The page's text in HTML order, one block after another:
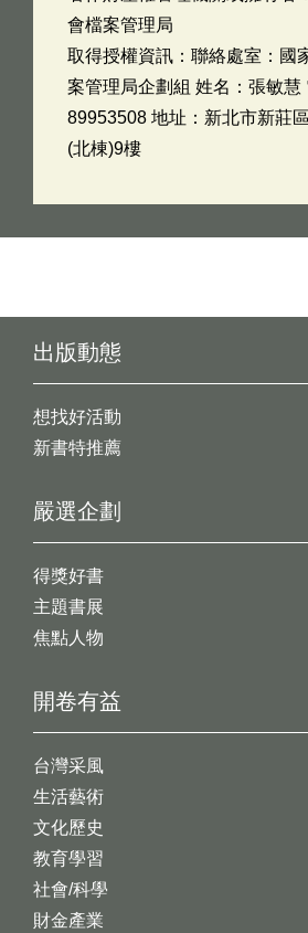
會檔案管理局
取得授權資訊：聯絡處室：國
案管理局企劃組 姓名：張敏慧
89953508 地址：新北市新莊
(北棟)9樓
出版動態
想找好活動
新書特推薦
開卷有益
台灣采風
生活藝術
文化歷史
教育學習
社會/科學
財金產業
嚴選企劃
得獎好書
主題書展
焦點人物